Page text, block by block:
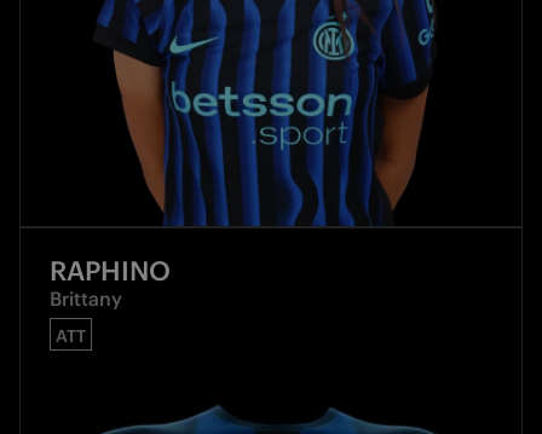
RAPHINO
Brittany
ATT